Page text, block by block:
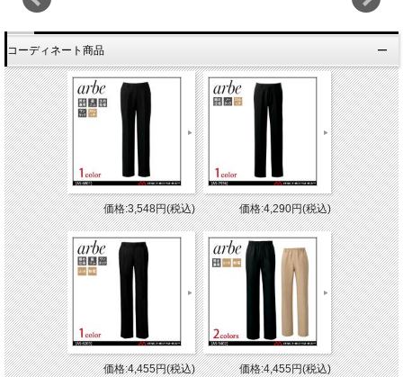
コーディネート商品
価格:3,548円(税込) 価格:4,290円(税込)
価格:4,455円(税込) 価格:4,455円(税込)